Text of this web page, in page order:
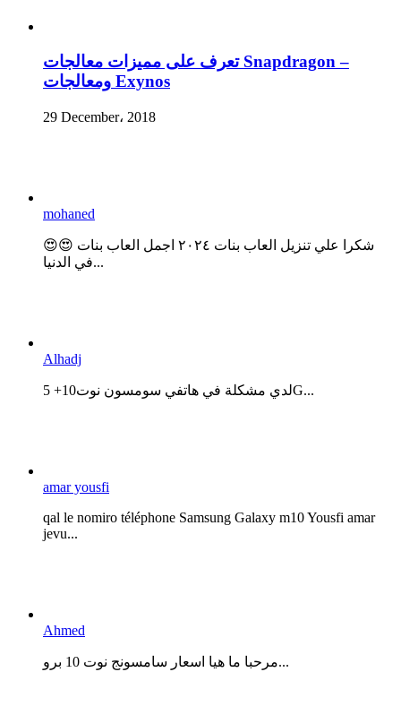
تعرف على مميزات معالجات Snapdragon –
ومعالجات Exynos
29 December، 2018
mohaned
😍😍 شكرا علي تنزيل العاب بنات ٢٠٢٤ اجمل العاب بنات
في الدنيا...
Alhadj
لدي مشكلة في هاتفي سومسون نوت10+ 5G...
amar yousfi
qal le nomiro téléphone Samsung Galaxy m10 Yousfi amar
jevu...
Ahmed
مرحبا ما هيا اسعار سامسونج نوت 10 برو...